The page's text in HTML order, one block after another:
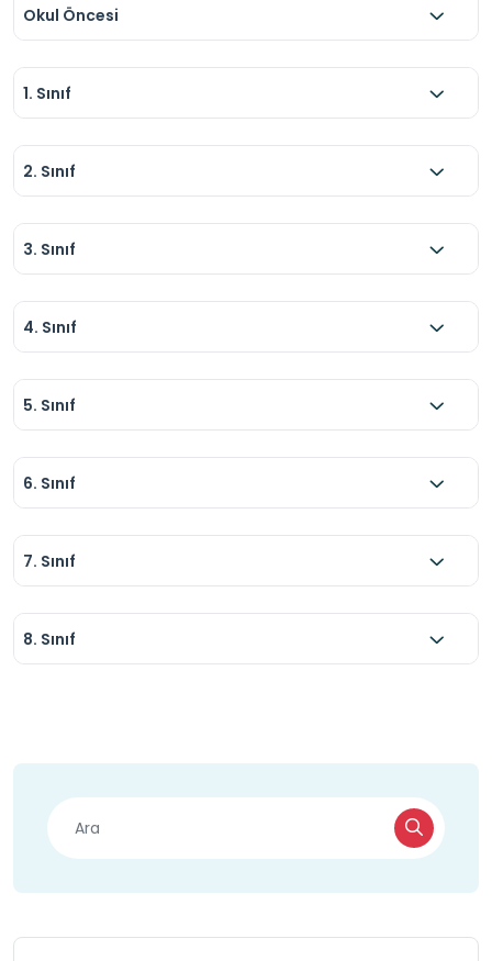
Okul Öncesi
1. Sınıf
2. Sınıf
3. Sınıf
4. Sınıf
5. Sınıf
6. Sınıf
7. Sınıf
8. Sınıf